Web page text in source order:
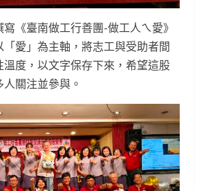
《臺南做工行善團-做工人ㄟ愛》
愛」為主軸，將志工與受助者間
度，以文字保存下來，希望這股
關注並參與。